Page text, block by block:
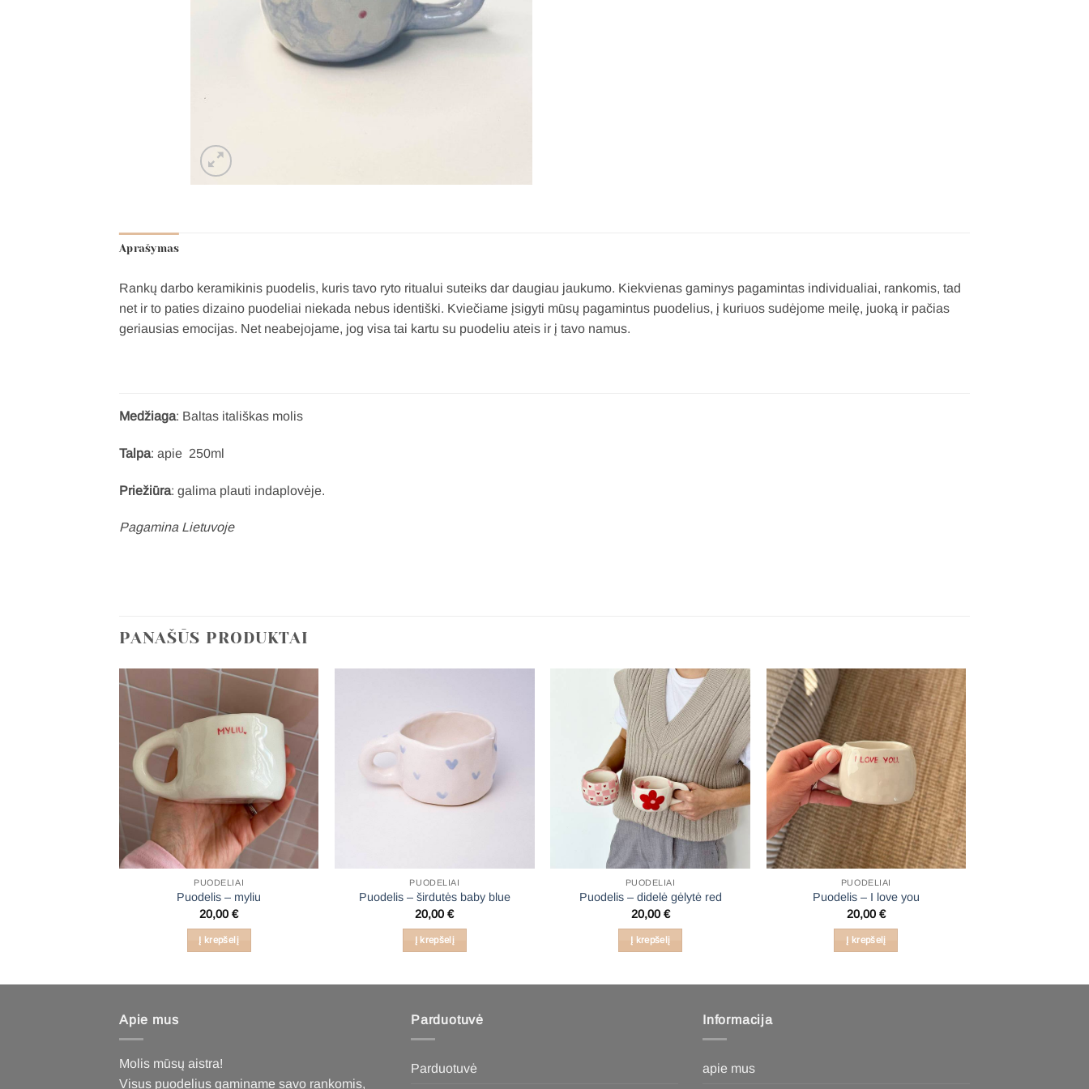
Aprašymas
Rankų darbo keramikinis puodelis, kuris tavo ryto ritualui suteiks dar daugiau jaukumo. Kiekvienas gaminys pagamintas individualiai, rankomis, tad
net ir to paties dizaino puodeliai niekada nebus identiški. Kviečiame įsigyti mūsų pagamintus puodelius, į kuriuos sudėjome meilę, juoką ir pačias
geriausias emocijas. Net neabejojame, jog visa tai kartu su puodeliu ateis ir į tavo namus.
Medžiaga: Baltas itališkas molis
Talpa: apie 250ml
Priežiūra: galima plauti indaplovėje.
Pagamina Lietuvoje
PANAŠŪS PRODUKTAI
PUODELIAI
Puodelis – myliu
20,00€
Į krepšelį
PUODELIAI
Puodelis – širdutės baby blue
20,00€
Į krepšelį
PUODELIAI
Puodelis – didelė gėlytė red
20,00 €
Į krepšelį
PUODELIAI
Puodelis – I love you
20,00 €
Į krepšelį
Apie mus
Molis mūsų aistra!
Visus puodelius gaminame savo rankomis,
Parduotuvė
Parduotuvė
Informacija
apie mus